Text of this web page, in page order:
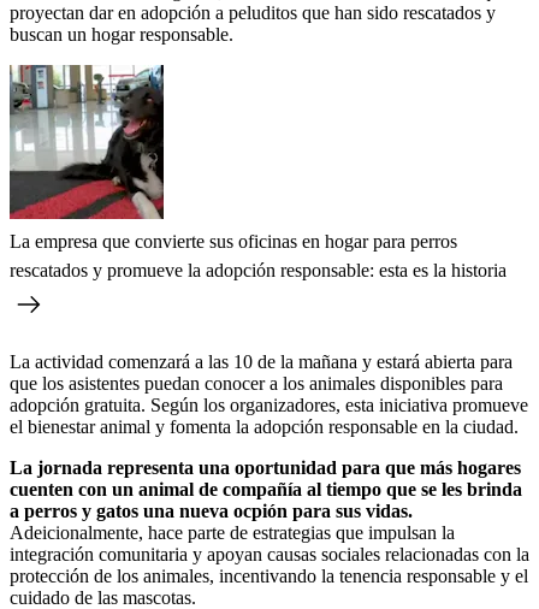
proyectan dar en adopción a peluditos que han sido rescatados y
buscan un hogar responsable.
La empresa que convierte sus oficinas en hogar para perros
rescatados y promueve la adopción responsable: esta es la historia
La actividad comenzará a las 10 de la mañana y estará abierta para
que los asistentes puedan conocer a los animales disponibles para
adopción gratuita. Según los organizadores, esta iniciativa promueve
el bienestar animal y fomenta la adopción responsable en la ciudad.
La jornada representa una oportunidad para que más hogares
cuenten con un animal de compañía al tiempo que se les brinda
a perros y gatos una nueva ocpión para sus vidas.
Adeicionalmente, hace parte de estrategias que impulsan la
integración comunitaria y apoyan causas sociales relacionadas con la
protección de los animales, incentivando la tenencia responsable y el
cuidado de las mascotas.